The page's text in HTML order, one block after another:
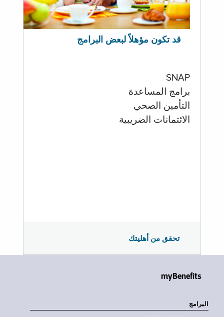
قد تكون مؤهلاً لبعض البرامج
SNAP
برامج المساعدة
التأمين الصحي
الائتمانات الضريبية
تحقق من أهليتك
myBenefits
البرامج